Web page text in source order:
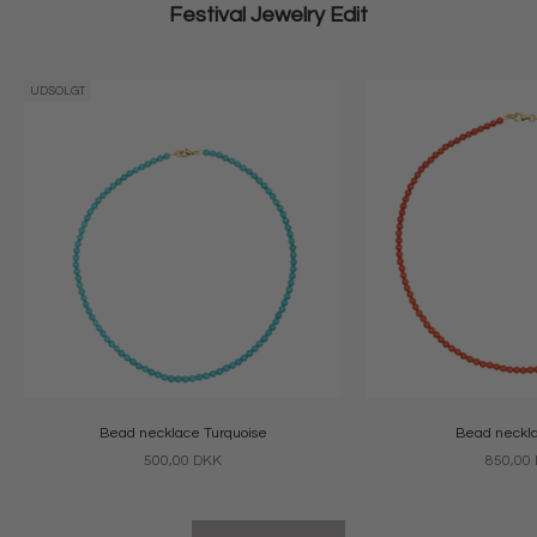
Festival Jewelry Edit
UDSOLGT
Bead necklace Turquoise
Salgspris
500,00 DKK
Bead
850,00